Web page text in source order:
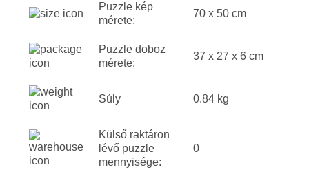
Puzzle kép
mérete:
70 x 50 cm
Puzzle doboz
mérete:
37 x 27 x 6 cm
Súly 0.84 kg
Külső raktáron
lévő puzzle
mennyisége:
0